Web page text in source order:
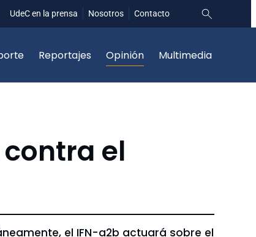
UdeC en la prensa Nosotros Contacto
Reportajes Opinión Multimedia
el
el IFN-a2b actuará sobre el